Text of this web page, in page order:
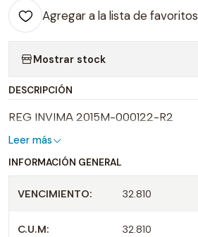
Agregar a la lista de favoritos
Mostrar stock
DESCRIPCIÓN
REG INVIMA 2015M-000122-R2
Leer más
INFORMACIÓN GENERAL
VENCIMIENTO: 32.810
C.U.M: 32.810